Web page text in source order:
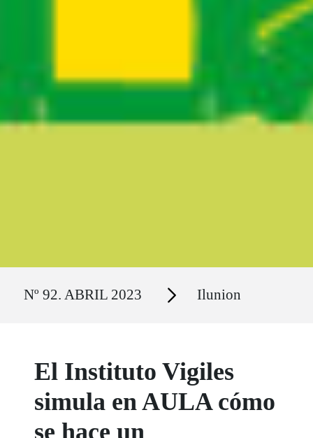
Nº 92. ABRIL 2023 Secciones Ilunion
El Instituto Vigiles
simula en AULA cómo
se hace un